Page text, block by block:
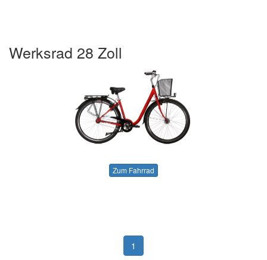
Werksrad 28 Zoll
Zum Fahrrad
1